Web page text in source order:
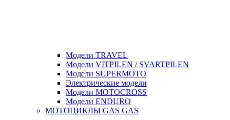
Модели TRAVEL
Модели VITPILEN / SVARTPILEN
Модели SUPERMOTO
Электрические модели
Модели MOTOCROSS
Модели ENDURO
МОТОЦИКЛЫ GAS GAS